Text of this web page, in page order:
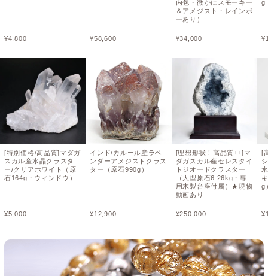
¥4,800
[特別価格/高品質]マダガ
スカル産水晶クラスタ
ー/クリアホワイト（原
石164g・ウィンドウ）
¥5,000
¥58,600
インド/カルール産ラベ
ンダーアメジストクラス
ター（原石990g）
¥12,900
内包・微かにスモーキー
＆アメジスト・レインボ
ーあり）
¥34,000
[理想形状！高品質++]マ
ダガスカル産セレスタイ
トジオードクラスター
（大型原石6.26kg・専
用木製台座付属）★現物
動画あり
¥250,000
g
¥
[
g
¥